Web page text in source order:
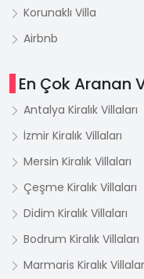
Korunaklı Villa
Airbnb
En Çok Aranan
Antalya Kiralık Villaları
İzmir Kiralık Villaları
Mersin Kiralık Villaları
Çeşme Kiralık Villaları
Didim Kiralık Villaları
Bodrum Kiralık Villaları
Marmaris Kiralık